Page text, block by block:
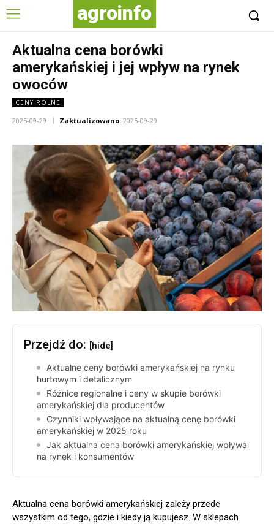
agroinfo
Aktualna cena borówki
amerykańskiej i jej wpływ na rynek
owoców
CENY ROLNE
2025-09-29 Zaktualizowano: 2025-09-29
Przejdź do: [hide]
Aktualne ceny borówki amerykańskiej na rynku
hurtowym i detalicznym
Różnice regionalne i ceny w skupie borówki
amerykańskiej dla producentów
Czynniki wpływające na aktualną cenę borówki
amerykańskiej w 2025 roku
Jak aktualna cena borówki amerykańskiej wpływa
na rynek i konsumentów
Aktualna cena borówki amerykańskiej zależy przede
wszystkim od tego, gdzie i kiedy ją kupujesz. W sklepach